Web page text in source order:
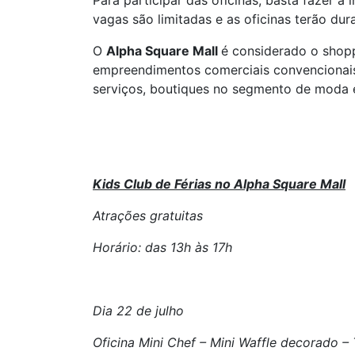
vagas são limitadas e as oficinas terão
O Alpha Square Mall é considerado o
empreendimentos comerciais
serviços, boutiques no segmento de
Kids Club de Férias no Alpha Square Mall
Atrações gratuitas
Horário: das 13h às 17h
Dia 22 de julho
Oficina Mini Chef – Mini Waffle decorado –